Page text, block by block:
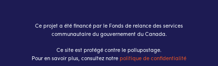
Ce projet a été financé par le Fonds de relance des services
communautaire du gouvernement du Canada.
Ce site est protégé contre le pollupostage.
Pour en savoir plus, consultez notre politique de confidentialité